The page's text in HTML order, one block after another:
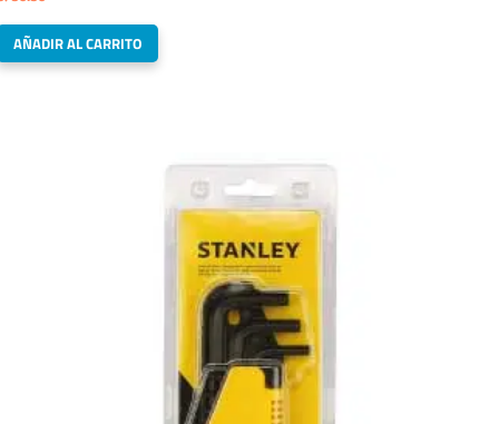
AÑADIR AL CARRITO